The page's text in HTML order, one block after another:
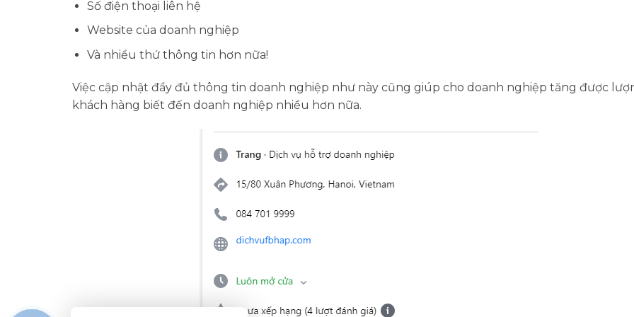
Số điện thoại liên hệ
Website của doanh nghiệp
Và nhiều thứ thông tin hơn nữa!
Việc cập nhật đầy đủ thông tin doanh nghiệp như này cũng giúp cho doanh nghiệp tăng được
khách hàng biết đến doanh nghiệp nhiều hơn nữa.